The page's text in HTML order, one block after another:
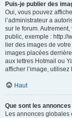
Puis-je publier des
Oui, vous pouvez
l’administrateur a
sur le forum.
public, exemple : http://
lier des images de
images placées
aux lettres Hotmail ou
afficher l’image,
Haut
Que sont les
Les annonces globales